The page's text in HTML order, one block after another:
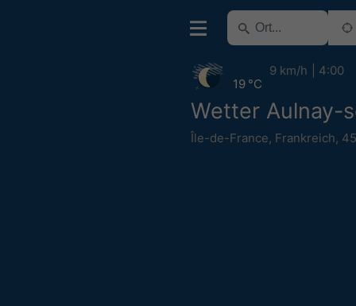
Wetter Aulnay-
Île-de-France, Frankreich,
19 °C
9 km/h 4:00